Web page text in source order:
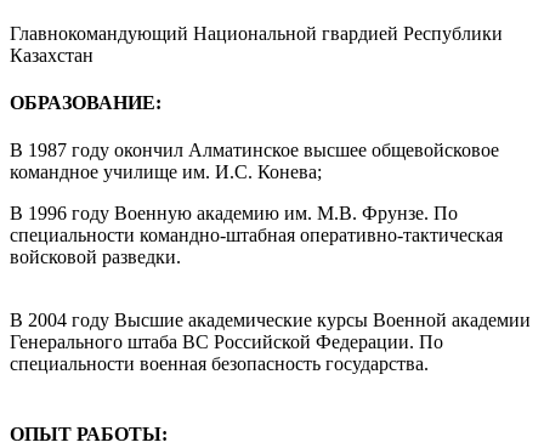
Главнокомандующий Национальной гвардией Республики
Казахстан
ОБРАЗОВАНИЕ:
В 1987 году окончил Алматинское высшее общевойсковое
командное училище им. И.С. Конева;
В 1996 году Военную академию им. М.В. Фрунзе. По
специальности командно-штабная оперативно-тактическая
войсковой разведки.
В 2004 году Высшие академические курсы Военной академии
Генерального штаба ВС Российской Федерации. По
специальности военная безопасность государства.
ОПЫТ РАБОТЫ: